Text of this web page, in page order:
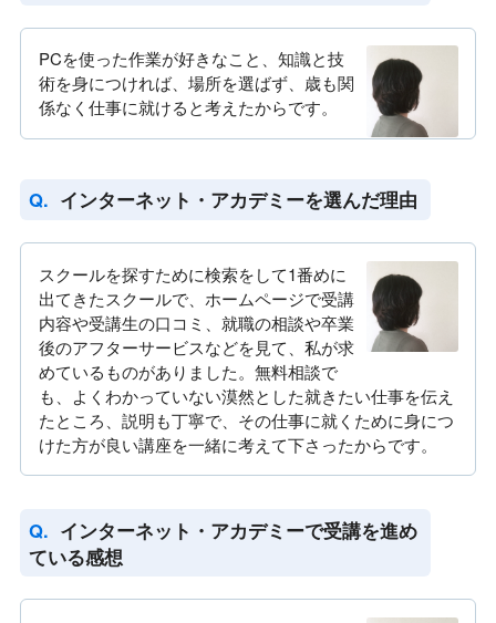
PCを使った作業が好きなこと、知識と技
術を身につければ、場所を選ばず、歳も関
係なく仕事に就けると考えたからです。
インターネット・アカデミーを選んだ理由
スクールを探すために検索をして1番めに
出てきたスクールで、ホームページで受講
内容や受講生の口コミ、就職の相談や卒業
後のアフターサービスなどを見て、私が求
めているものがありました。無料相談で
も、よくわかっていない漠然とした就きたい仕事を伝え
たところ、説明も丁寧で、その仕事に就くために身につ
けた方が良い講座を一緒に考えて下さったからです。
インターネット・アカデミーで受講を進め
ている感想